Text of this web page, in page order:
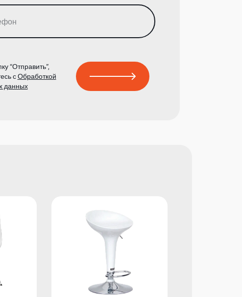
“Отправить”,
сОбработкой
данных